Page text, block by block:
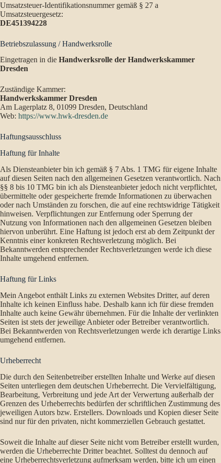
Umsatzsteuer-Identifikationsnummer gemäß § 27 a
Umsatzsteuergesetz:
DE451394228
Betriebszulassung / Handwerksrolle
Eingetragen in die Handwerksrolle der Handwerkskammer
Dresden
Zuständige Kammer:
Handwerkskammer Dresden
Am Lagerplatz 8, 01099 Dresden, Deutschland
Web: https://www.hwk-dresden.de
Haftungsausschluss
Haftung für Inhalte
Als Diensteanbieter bin ich gemäß § 7 Abs. 1 TMG für eigene Inhalte
auf diesen Seiten nach den allgemeinen Gesetzen verantwortlich. Nach
§§ 8 bis 10 TMG bin ich als Diensteanbieter jedoch nicht verpflichtet,
übermittelte oder gespeicherte fremde Informationen zu überwachen
oder nach Umständen zu forschen, die auf eine rechtswidrige Tätigkeit
hinweisen. Verpflichtungen zur Entfernung oder Sperrung der
Nutzung von Informationen nach den allgemeinen Gesetzen bleiben
hiervon unberührt. Eine Haftung ist jedoch erst ab dem Zeitpunkt der
Kenntnis einer konkreten Rechtsverletzung möglich. Bei
Bekanntwerden entsprechender Rechtsverletzungen werde ich diese
Inhalte umgehend entfernen.
Haftung für Links
Mein Angebot enthält Links zu externen Websites Dritter, auf deren
Inhalte ich keinen Einfluss habe. Deshalb kann ich für diese fremden
Inhalte auch keine Gewähr übernehmen. Für die Inhalte der verlinkten
Seiten ist stets der jeweilige Anbieter oder Betreiber verantwortlich.
Bei Bekanntwerden von Rechtsverletzungen werde ich derartige Links
umgehend entfernen.
Urheberrecht
Die durch den Seitenbetreiber erstellten Inhalte und Werke auf diesen
Seiten unterliegen dem deutschen Urheberrecht. Die Vervielfältigung,
Bearbeitung, Verbreitung und jede Art der Verwertung außerhalb der
Grenzen des Urheberrechts bedürfen der schriftlichen Zustimmung des
jeweiligen Autors bzw. Erstellers. Downloads und Kopien dieser Seite
sind nur für den privaten, nicht kommerziellen Gebrauch gestattet.
Soweit die Inhalte auf dieser Seite nicht vom Betreiber erstellt wurden,
werden die Urheberrechte Dritter beachtet. Solltest du dennoch auf
eine Urheberrechtsverletzung aufmerksam werden, bitte ich um einen